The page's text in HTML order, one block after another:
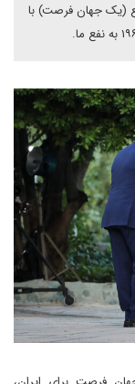
(یک جهان فرصت) با